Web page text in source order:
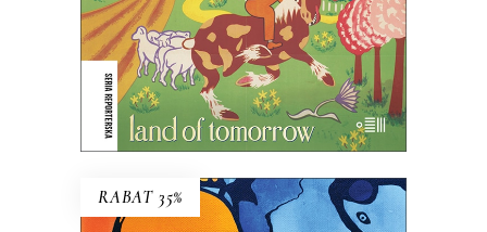
E-BOOK DO KOSZYKA
RABAT 35%